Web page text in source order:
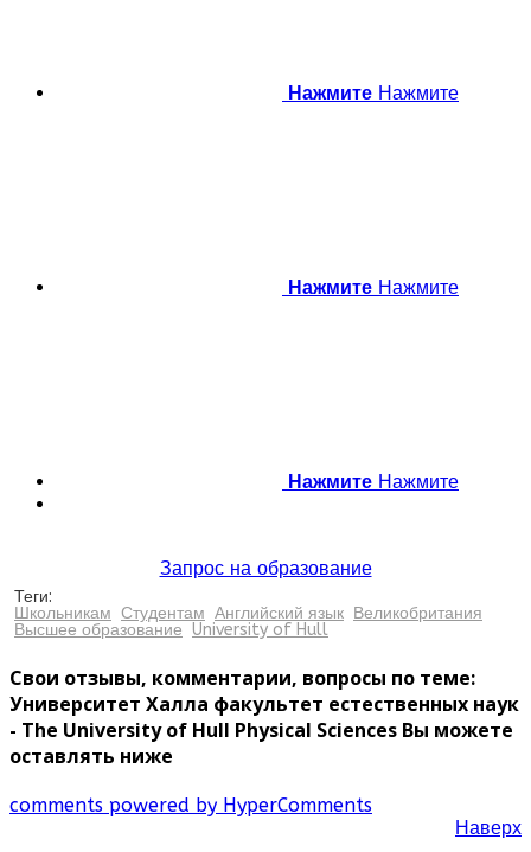
Нажмите Нажмите
Нажмите Нажмите
Нажмите Нажмите
Запрос на образование
Теги:
Школьникам Студентам Английский язык Великобритания
Высшее образование University of Hull
Свои отзывы, комментарии, вопросы по теме:
Университет Халла факультет естественных наук
- The University of Hull Physical Sciences Вы можете
оставлять ниже
comments powered by HyperComments
Наверх